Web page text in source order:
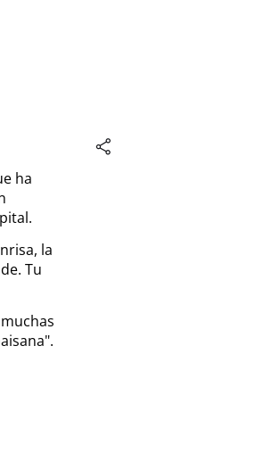
ha
la
Tu